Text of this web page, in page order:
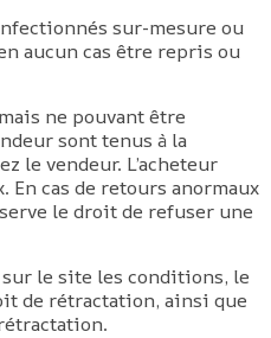
sur-mesure ou
aucun cas être repris ou
ne pouvant être
sont tenus à la
le vendeur. L’acheteur
En cas de retours anormaux
le droit de refuser une
le site les conditions, le
de rétractation, ainsi que